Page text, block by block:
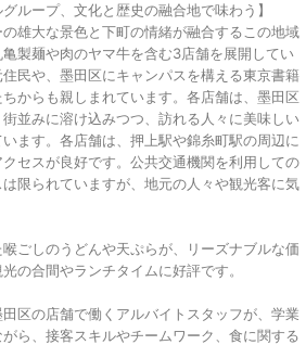
ループ、文化と歴史の融合地で味わう】
雄大な景色と下町の情緒が融合するこの地域
製麺や肉のヤマ牛を含む3店舗を展開してい
民や、墨田区にキャンパスを構える東京書籍
からも親しまれています。各店舗は、墨田区
並みに溶け込みつつ、訪れる人々に美味しい
ます。各店舗は、押上駅や錦糸町駅の周辺に
セスが良好です。公共交通機関を利用しての
限られていますが、地元の人々や観光客に気
ごしのうどんや天ぷらが、リーズナブルな価
の合間やランチタイムに好評です。
区の店舗で働くアルバイトスタッフが、学業
ら、接客スキルやチームワーク、食に関する